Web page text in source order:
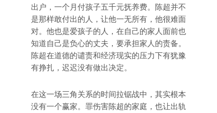
出户，一个月付孩子五千元抚养费。陈超并不
是那样敢付出的人，让他一无所有，他很难面
对。他也是爱孩子的人，在自己的家人面前也
知道自己是负心的丈夫，要承担家人的责备。
陈超在道德的谴责和经济现实的压力下有犹豫
有挣扎，迟迟没有做出决定。
在这一场三角关系的时间拉锯战中，其实根本
没有一个赢家。罪伤害陈超的家庭，也让出轨